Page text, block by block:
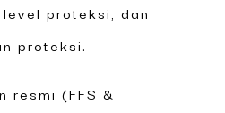
proteksi, dan
proteksi.
resmi (FFS &